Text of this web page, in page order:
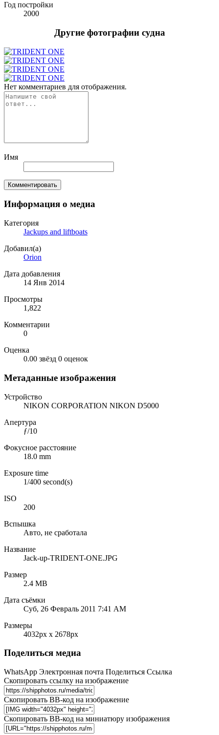
Год постройки
2000
Другие фотографии судна
Нет комментариев для отображения.
Имя
Комментировать
Информация о медиа
Категория
Jackups and liftboats
Добавил(а)
Orion
Дата добавления
14 Янв 2014
Просмотры
1,822
Комментарии
0
Оценка
0.00 звёзд 0 оценок
Метаданные изображения
Устройство
NIKON CORPORATION NIKON D5000
Апертура
ƒ/10
Фокусное расстояние
18.0 mm
Exposure time
1/400 second(s)
ISO
200
Вспышка
Авто, не сработала
Название
Jack-up-TRIDENT-ONE.JPG
Размер
2.4 MB
Дата съёмки
Суб, 26 Февраль 2011 7:41 AM
Размеры
4032px x 2678px
Поделиться медиа
WhatsApp Электронная почта Поделиться Ссылка
Скопировать ссылку на изображение
Скопировать BB-код на изображение
Скопировать BB-код на миниатюру изображения